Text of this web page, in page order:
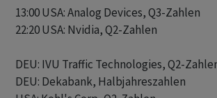
13:00 USA: Analog Devices, Q3-Zahlen
22:20 USA: Nvidia, Q2-Zahlen
DEU: IVU Traffic Technologies, Q2-
DEU: Dekabank, Halbjahreszahlen